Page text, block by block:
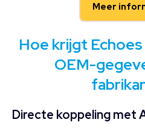
Meer
Hoe krijgt
OEM-
Directe koppeling met